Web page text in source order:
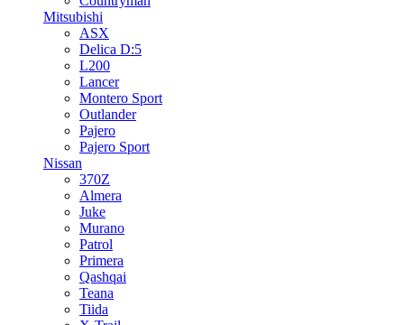
Mitsubishi
ASX
Delica D:5
L200
Lancer
Montero Sport
Outlander
Pajero
Pajero Sport
Nissan
370Z
Almera
Juke
Murano
Patrol
Primera
Qashqai
Teana
Tiida